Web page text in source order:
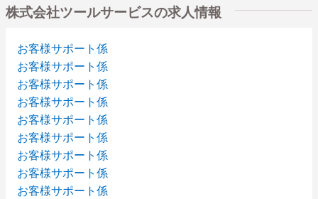
株式会社ツールサービスの求人情報
お客様サポート係
お客様サポート係
お客様サポート係
お客様サポート係
お客様サポート係
お客様サポート係
お客様サポート係
お客様サポート係
お客様サポート係